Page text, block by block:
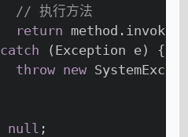
// 执行方法
return
catch (Exception e) {
throw new
null ;